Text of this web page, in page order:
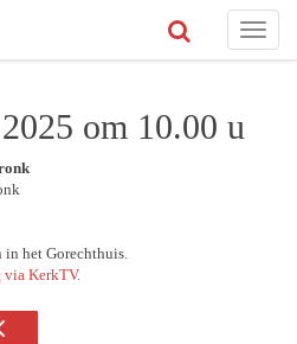
Toggle
om 10.00 u
in het Gorechthuis.
via KerkTV.